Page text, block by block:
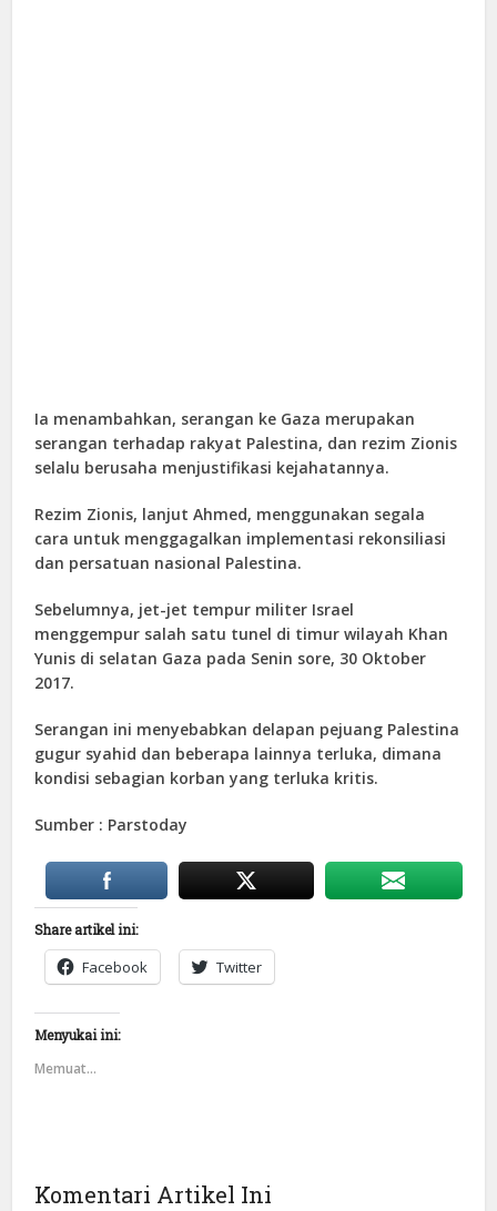
Ia menambahkan, serangan ke Gaza merupakan
serangan terhadap rakyat Palestina, dan rezim Zionis
selalu berusaha menjustifikasi kejahatannya.
Rezim Zionis, lanjut Ahmed, menggunakan segala
cara untuk menggagalkan implementasi rekonsiliasi
dan persatuan nasional Palestina.
Sebelumnya, jet-jet tempur militer Israel
menggempur salah satu tunel di timur wilayah Khan
Yunis di selatan Gaza pada Senin sore, 30 Oktober
2017.
Serangan ini menyebabkan delapan pejuang Palestina
gugur syahid dan beberapa lainnya terluka, dimana
kondisi sebagian korban yang terluka kritis.
Sumber : Parstoday
Share artikel ini:
Facebook Twitter
Menyukai ini:
Memuat...
Komentari Artikel Ini